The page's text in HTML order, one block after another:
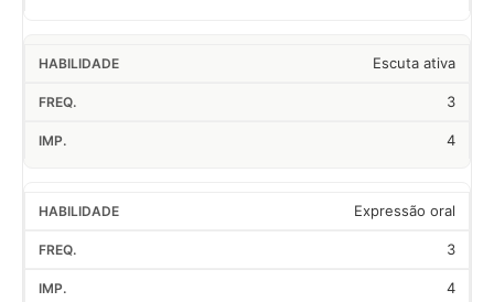
Escuta ativa
3
4
Expressão oral
3
4